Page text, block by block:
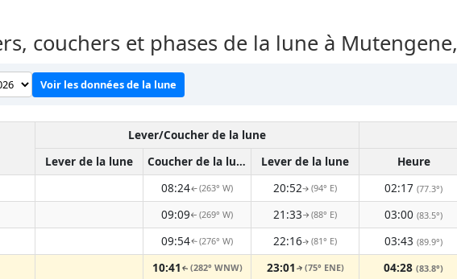
couchers et phases de la lune à Mutengene,
Voir les données de la lune
Lever/Coucher de la lune
Lever de la lune
Coucher de la lune Lever de la lune Heure
08:24↑(263° W) 20:52↑(94° E) 02:17 (77.3°)
09:09↑(269° W) 21:33↑(88° E) 03:00 (83.5°)
09:54↑(276° W) 22:16↑(81° E) 03:43 (89.9°)
10:41 ↑(282° WNW) 23:01 ↑(75° ENE) 04:28 (83.8°)